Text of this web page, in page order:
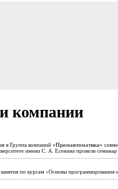
компании
в Группа компаний «Промавтоматика»
имени С. А. Есенина провели
по курсам «Основы